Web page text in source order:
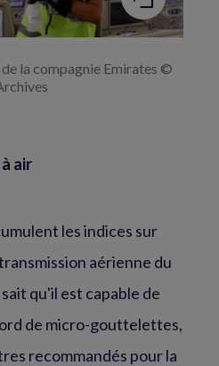
la compagnie Emirates ©
air
les indices sur
aérienne du
qu'il est capable de
de micro-gouttelettes,
recommandés pour la